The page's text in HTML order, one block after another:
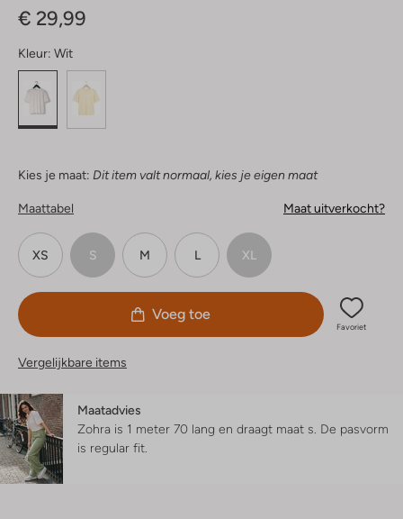
€ 29,99
Kleur: Wit
Kies je maat: Dit item valt normaal, kies je eigen maat
Maattabel Maat uitverkocht?
XS S M L XL
Voeg toe
Favoriet
Vergelijkbare items
Maatadvies
Zohra is 1 meter 70 lang en draagt maat s. De pasvorm
is regular fit